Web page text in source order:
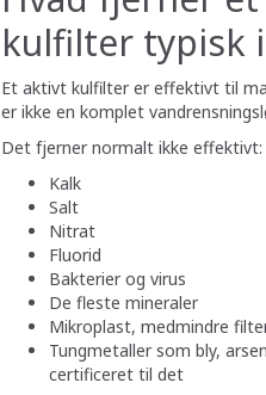
kulfilter typisk
Et aktivt kulfilter er effektivt til
er ikke en komplet
Det fjerner normalt ikke effektivt:
Kalk
Salt
Nitrat
Fluorid
Bakterier og virus
De fleste mineraler
Mikroplast, medmindre
Tungmetaller som bly,
certificeret til det